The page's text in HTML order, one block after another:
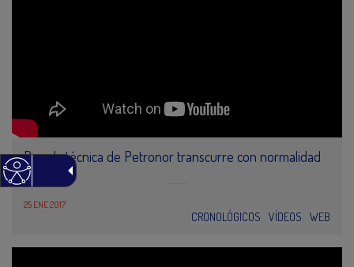
Parada técnica de Petronor transcurre con normalidad
(ETB-2)
25 ENE 2017
CRONOLÓGICOS VÍDEOS WEB